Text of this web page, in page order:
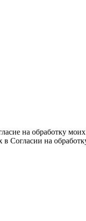
на обработку
Согласии на